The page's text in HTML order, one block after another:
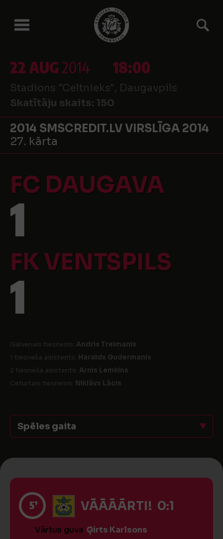
22 AUG2014 18:00
Stadions "Celtnieks", Daugavpils
Skatītāju skaits: 150
2014 SMSCREDIT.LV VIRSLĪGA 2014
27. kārta
FC DAUGAVA
1
FK VENTSPILS
1
Galvenais tiesnesis: Andris Treimanis
1 tiesneša asistents: Haralds Gudermanis
2 tiesneša asistents: Arnis Lemkins
Ceturtais tiesnesis: Niklāvs Lācis
Spēles gaita
5’ VĀĀĀĀRTI! 0:1
Vārtus guva Ģirts Karlsons